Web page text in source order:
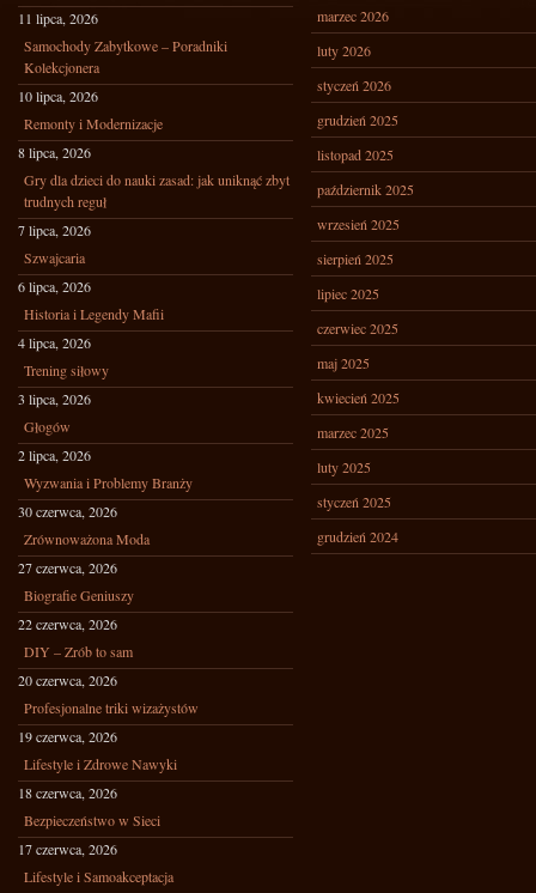
11 lipca, 2026
Samochody Zabytkowe – Poradniki
Kolekcjonera
10 lipca, 2026
Remonty i Modernizacje
8 lipca, 2026
Gry dla dzieci do nauki zasad: jak uniknąć zbyt
trudnych reguł
7 lipca, 2026
Szwajcaria
6 lipca, 2026
Historia i Legendy Mafii
4 lipca, 2026
Trening siłowy
3 lipca, 2026
Głogów
2 lipca, 2026
Wyzwania i Problemy Branży
30 czerwca, 2026
Zrównoważona Moda
27 czerwca, 2026
Biografie Geniuszy
22 czerwca, 2026
DIY – Zrób to sam
20 czerwca, 2026
Profesjonalne triki wizażystów
19 czerwca, 2026
Lifestyle i Zdrowe Nawyki
18 czerwca, 2026
Bezpieczeństwo w Sieci
17 czerwca, 2026
Lifestyle i Samoakceptacja
marzec 2026
luty 2026
styczeń 2026
grudzień 2025
listopad 2025
październik 2025
wrzesień 2025
sierpień 2025
lipiec 2025
czerwiec 2025
maj 2025
kwiecień 2025
marzec 2025
luty 2025
styczeń 2025
grudzień 2024